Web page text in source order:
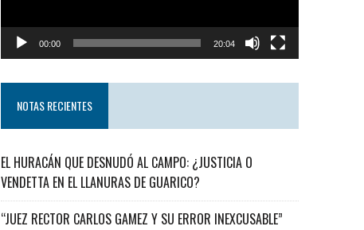
00:00 20:04
NOTAS RECIENTES
EL HURACÁN QUE DESNUDÓ AL CAMPO: ¿JUSTICIA O
VENDETTA EN EL LLANURAS DE GUARICO?
“JUEZ RECTOR CARLOS GAMEZ Y SU ERROR INEXCUSABLE”